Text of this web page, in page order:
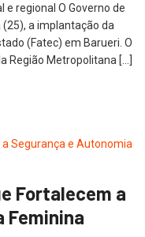
regional O Governo de
a implantação da
(Fatec) em Barueri. O
Região Metropolitana […]
Fortalecem a
Feminina